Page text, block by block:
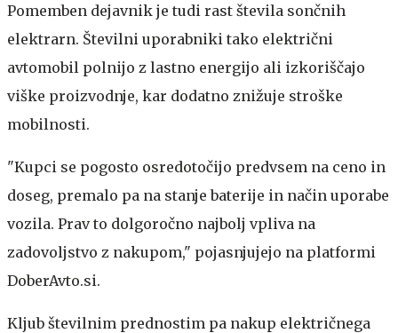
Pomemben dejavnik je tudi rast števila sončnih
elektrarn. Številni uporabniki tako električni
avtomobil polnijo z lastno energijo ali izkoriščajo
viške proizvodnje, kar dodatno znižuje stroške
mobilnosti.
"Kupci se pogosto osredotočijo predvsem na ceno in
doseg, premalo pa na stanje baterije in način uporabe
vozila. Prav to dolgoročno najbolj vpliva na
zadovoljstvo z nakupom," pojasnjujejo na platformi
DoberAvto.si.
Kljub številnim prednostim pa nakup električnega